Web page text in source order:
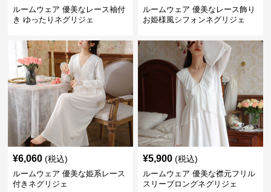
ルームウェア 優美なレース袖付
き ゆったりネグリジェ
ルームウェア 優美なレース飾り
お姫様風シフォンネグリジェ
¥6,060 (税込)
ルームウェア 優美な姫系レース
付きネグリジェ
¥5,900 (税込)
ルームウェア 優美な襟元フリル
スリーブロングネグリジェ